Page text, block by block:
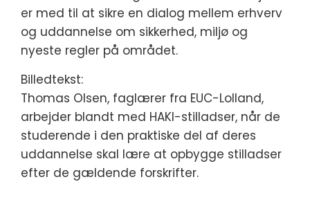
er med til at sikre en dialog mellem erhverv
og uddannelse om sikkerhed, miljø og
nyeste regler på området.
Billedtekst:
Thomas Olsen, faglærer fra EUC-Lolland,
arbejder blandt med HAKI-stilladser, når de
studerende i den praktiske del af deres
uddannelse skal lære at opbygge stilladser
efter de gældende forskrifter.